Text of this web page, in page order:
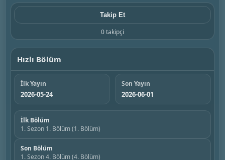
Takip Et
0 takipçi
Hızlı Bölüm
İlk Yayın
2026-05-24
Son Yayın
2026-06-01
İlk Bölüm
1. Sezon 1. Bölüm (1. Bölüm)
Son Bölüm
1. Sezon 4. Bölüm (4. Bölüm)